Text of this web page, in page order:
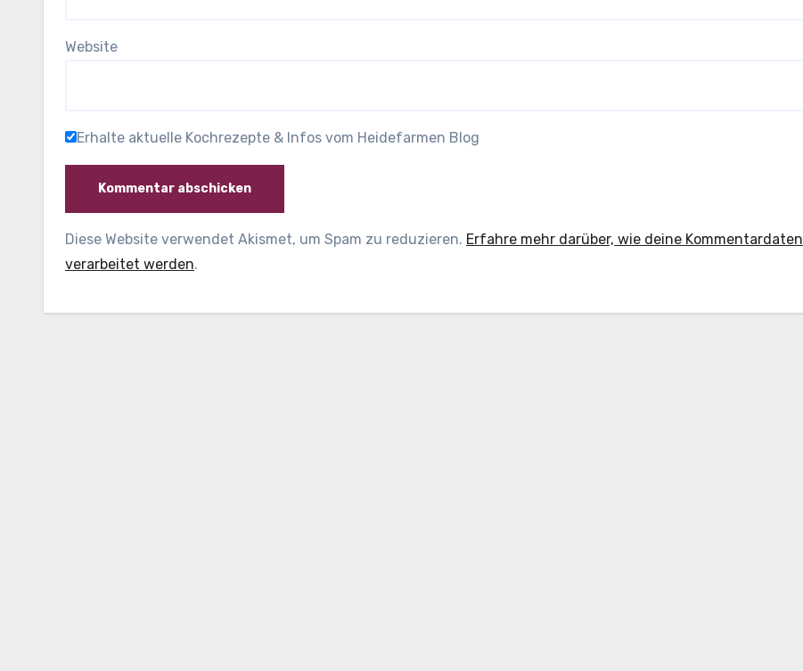
Website
Erhalte aktuelle Kochrezepte & Infos vom Heidefarmen Blog
Diese Website verwendet Akismet, um Spam zu reduzieren. Erfahre mehr darüber, wie deine Kommentardaten
verarbeitet werden.